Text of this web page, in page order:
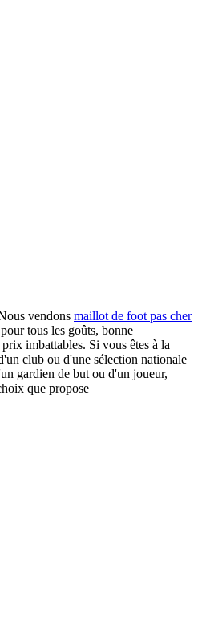
vendons maillot de foot pas cher
tous les goûts, bonne
imbattables. Si vous êtes à la
club ou d'une sélection nationale
gardien de but ou d'un joueur,
que propose